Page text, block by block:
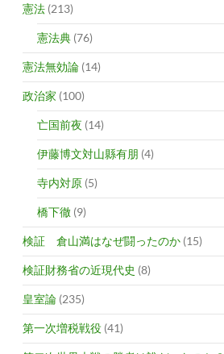
憲法 (213)
憲法典 (76)
憲法無効論 (14)
政治家 (100)
亡国前夜 (14)
伊藤博文対山縣有朋 (4)
寺内対原 (5)
橋下徹 (9)
検証 倉山満はなぜ闘ったのか (15)
検証財務省の近現代史 (8)
皇室論 (235)
第一次増税戦役 (41)